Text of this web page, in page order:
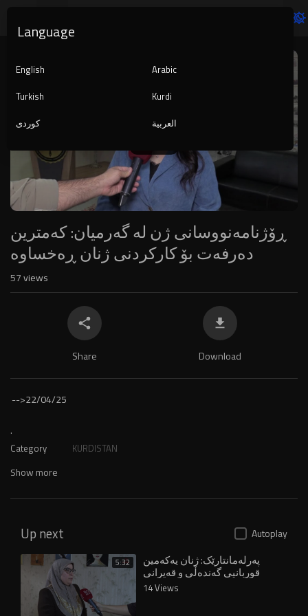
Player
ڕۆژنامەنووسانی ژن لە گەرمیان: کەمترین
دەرفەت بۆ کارکردنی ژنان ڕەخساوە
57views
Share Download
-->22/04/25
.
Category KURDISTAN
Show more
Up next Autoplay
5:32 پەرلەمانتارێک: ژنان یەکەمین
قوربانیی گەندەڵی و قەیرانی
خزمەتگوزارین
14 Views
Language
English
Arabic
Turkish
Kurdi
کوردی
العربية